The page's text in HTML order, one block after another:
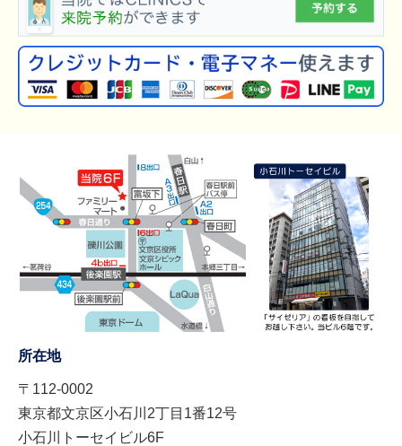
所在地
〒112-0002
東京都文京区小石川2丁目1番12号
小石川トーセイビル6F